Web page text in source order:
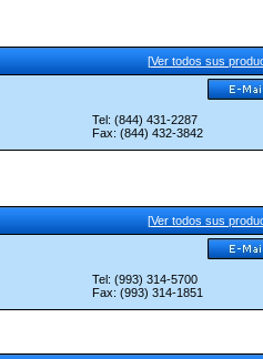
[Ver todos sus
Tel: (844) 431-2287
Fax: (844) 432-3842
[Ver todos sus
Tel: (993) 314-5700
Fax: (993) 314-1851